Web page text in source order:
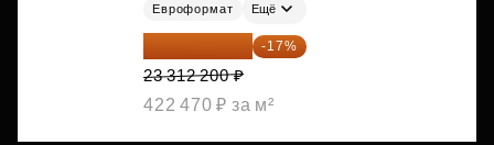
Евроформат Ещё
19 349 126 ₽ -17%
23 312 200 ₽
422 470 ₽ за м²